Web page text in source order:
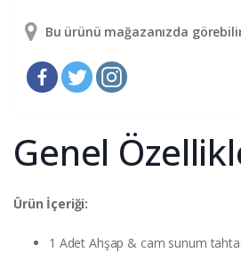
Bu ürünü mağazanızda
Genel
Ürün İçeriği:
1 Adet Ahşap & cam sunum